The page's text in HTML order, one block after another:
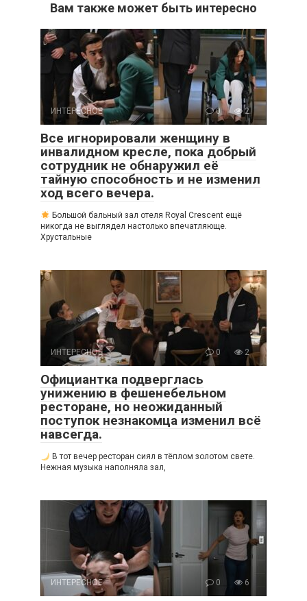
Вам также может быть интересно
ИНТЕРЕСНОЕ 0 2
Все игнорировали женщину в
инвалидном кресле, пока добрый
сотрудник не обнаружил её
тайную способность и не изменил
ход всего вечера.
Большой бальный зал отеля Royal Crescent ещё
никогда не выглядел настолько впечатляюще.
Хрустальные
ИНТЕРЕСНОЕ 0 2
Официантка подверглась
унижению в фешенебельном
ресторане, но неожиданный
поступок незнакомца изменил всё
навсегда.
В тот вечер ресторан сиял в тёплом золотом свете.
Нежная музыка наполняла зал,
ИНТЕРЕСНОЕ 0 6